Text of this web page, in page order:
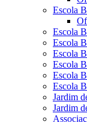
Escola
Escola
Escola
Escola
Escola
Escola
Escola
Jardim
Jardim